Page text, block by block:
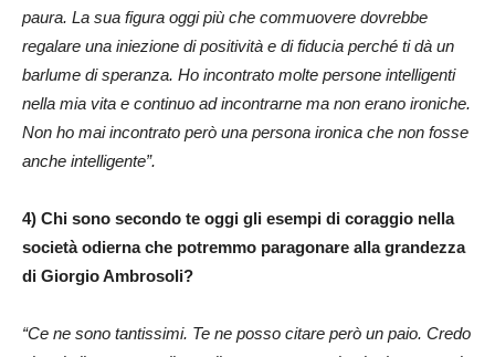
paura. La sua figura oggi più che commuovere dovrebbe
regalare una iniezione di positività e di fiducia perché ti dà un
barlume di speranza. Ho incontrato molte persone intelligenti
nella mia vita e continuo ad incontrarne ma non erano ironiche.
Non ho mai incontrato però una persona ironica che non fosse
anche intelligente”.
4) Chi sono secondo te oggi gli esempi di coraggio nella
società odierna che potremmo paragonare alla grandezza
di Giorgio Ambrosoli?
“Ce ne sono tantissimi. Te ne posso citare però un paio. Credo